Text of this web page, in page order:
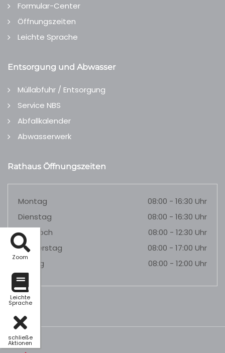
Zoom
Leichte
Sprache
schließe
Aktionen
Formular-Center
Öffnungszeiten
Leichte Sprache
Entsorgung und Abwasser
Müllabfuhr / Entsorgung
Service NBS
Abfallkalender
Abwasserwerk
Rathaus Öffnungszeiten
Montag
08:00 - 16:30 Uhr
Dienstag
08:00 - 16:30 Uhr
Mittwoch
08:00 - 12:30 Uhr
Donnerstag
08:00 - 17:00 Uhr
Freitag
08:00 - 12:00 Uhr